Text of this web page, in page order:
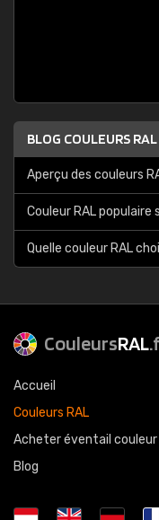
BLOG COULEURS RAL
Aperçu des couleurs
Couleur RAL
Quelle couleur RAL
CouleursRAL
Accueil
Couleurs RAL
Acheter éventail couleur
Blog